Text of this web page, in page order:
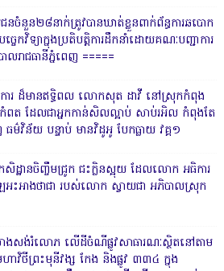
ចំនួន២៨នាក់ត្រូវបានឃាត់ខ្លួនពាក់ព័ន្ធការឆបោក
ច្ចេកវិទ្យាក្នុងប្រតិបត្តិការដឹកនាំដោយគណៈបញ្ជាការ
ាលរាជធានីភ្នំពេញ ‎=====
ារ ដ៏មានឥទ្ធិពល លោកសុត ដាវី នៅស្រុកកំពុង
កំពត ដែលជាអ្នកកាន់សិលល្អាប់ សាប់រអិល កំពុងតែ
ធម៌វិន័យ បន្ទាប់ មានវិដូអូ បែកធ្លាយ វគ្គ១
សិដ្ឋានចិញ្ចឹមជ្រូក ជះក្លិនស្អុយ ដែលលោក អធិការ
អះអាងថាជា របស់លោក ស្វាយជា អភិបាលស្រុក
សង់រំលោភ លើដីចំណីផ្លូវសាធារណៈស្ថិតនៅតាម
វិថីព្រះមុនីវង្ស កែង និងផ្លូវ ៣៣៤ ក្នុង